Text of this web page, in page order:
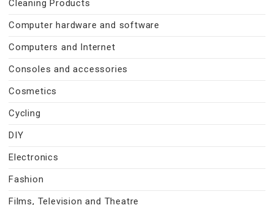
Cleaning Products
Computer hardware and software
Computers and Internet
Consoles and accessories
Cosmetics
Cycling
DIY
Electronics
Fashion
Films, Television and Theatre